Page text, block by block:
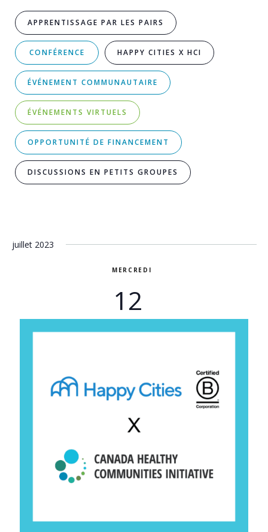
date. APPRENTISSAGE PAR LES PAIRS
CONFÉRENCE HAPPY CITIES X HCI
ÉVÉNEMENT COMMUNAUTAIRE
ÉVÉNEMENTS VIRTUELS
OPPORTUNITÉ DE FINANCEMENT
DISCUSSIONS EN PETITS GROUPES
juillet 2023
MERCREDI
12